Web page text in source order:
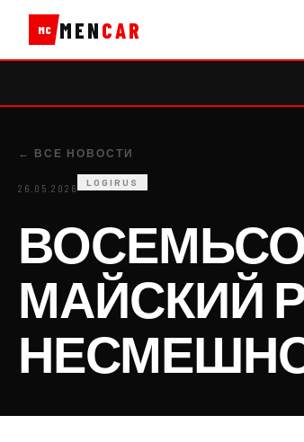
MC MENCAR
← ВСЕ НОВОСТИ
26.05.2026 LOGIRUS
МАЙСКИЙ